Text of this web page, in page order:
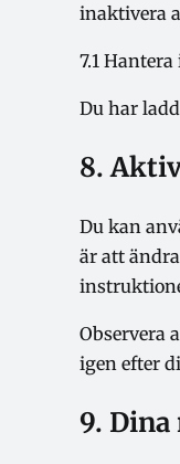
inaktivera
7.1
Du har
8.
Du kan
är att
Observera
igen efter
9.